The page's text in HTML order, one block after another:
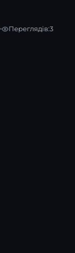
Переглядів:3